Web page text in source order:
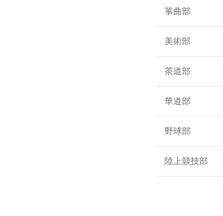
箏曲部
美術部
茶道部
華道部
野球部
陸上競技部